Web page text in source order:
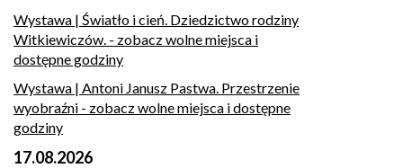
Wystawa | Światło i cień. Dziedzictwo rodziny
Witkiewiczów. - zobacz wolne miejsca i
dostępne godziny
Wystawa | Antoni Janusz Pastwa. Przestrzenie
wyobraźni - zobacz wolne miejsca i dostępne
godziny
17.08.2026